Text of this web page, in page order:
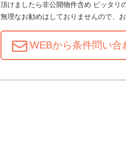
頂けましたら非公開物件含め ピッタリ
無理なお勧めはしておりませんので、
WEBから条件問い合